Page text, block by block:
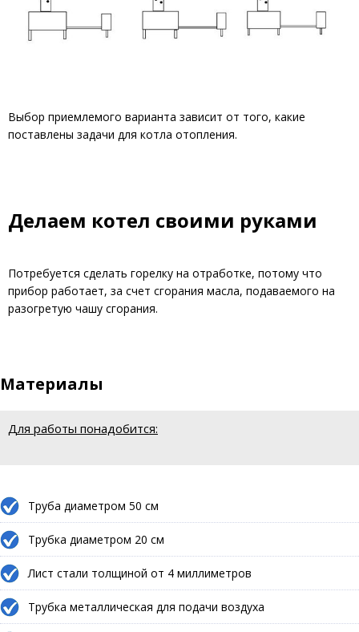
Выбор приемлемого варианта зависит от того, какие
поставлены задачи для котла отопления.
Делаем котел своими руками
Потребуется сделать горелку на отработке, потому что
прибор работает, за счет сгорания масла, подаваемого на
разогретую чашу сгорания.
Материалы
Для работы понадобится:
Труба диаметром 50 см
Трубка диаметром 20 см
Лист стали толщиной от 4 миллиметров
Трубка металлическая для подачи воздуха